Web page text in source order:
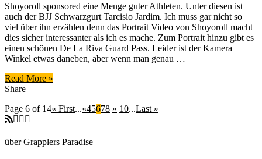
Guard
Pass
von
BJJ
Blackbelt
Tarcisio
Shoyoroll sponsored eine Menge guter Athleten. Unter diesen ist
auch der BJJ Schwarzgurt Tarcisio Jardim. Ich muss gar nicht so
viel über ihn erzählen denn das Portrait Video von Shoyoroll macht
dies sicher interessanter als ich es mache. Zum Portrait hinzu gibt es
einen schönen De La Riva Guard Pass. Leider ist der Kamera
Winkel etwas daneben, aber wenn man genau …
Read More »
Share
Page 6 of 14« First...«45678 » 10...Last »
über Grapplers Paradise